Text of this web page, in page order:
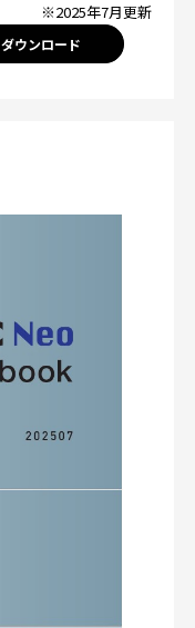
※2025年7月更新
ダウンロード